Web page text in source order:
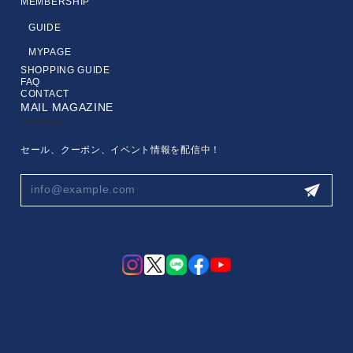
GUIDE
MYPAGE
SHOPPING GUIDE
FAQ
CONTACT
MAIL MAGAZINE
セール、クーポン、イベント情報を配信中！